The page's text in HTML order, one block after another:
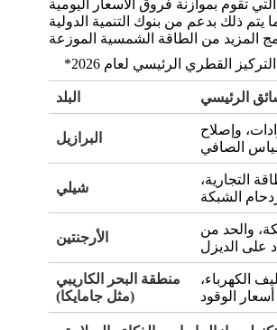
البلد الرئيسي
البرازيل
وإصلاح
الصافي
شيلي
التجارية،
الشبكة
الأرجنتين
والحد من
على الديزل
منطقة البحر الكاريبي
(مثل جامايكا)
الكهرباء،
الوقود